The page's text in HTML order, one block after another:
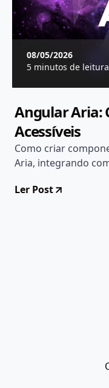
08/05/2026
5 minutos de leitura
Angular Aria:
Acessíveis
Como criar
Aria, integrando
Ler Post